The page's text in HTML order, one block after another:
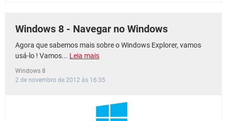
Windows 8 - Navegar no Windows
Agora que sabemos mais sobre o Windows Explorer, vamos
usá-lo ! Vamos... Leia mais
Windows 8
2 de novembro de 2012 às 16:35